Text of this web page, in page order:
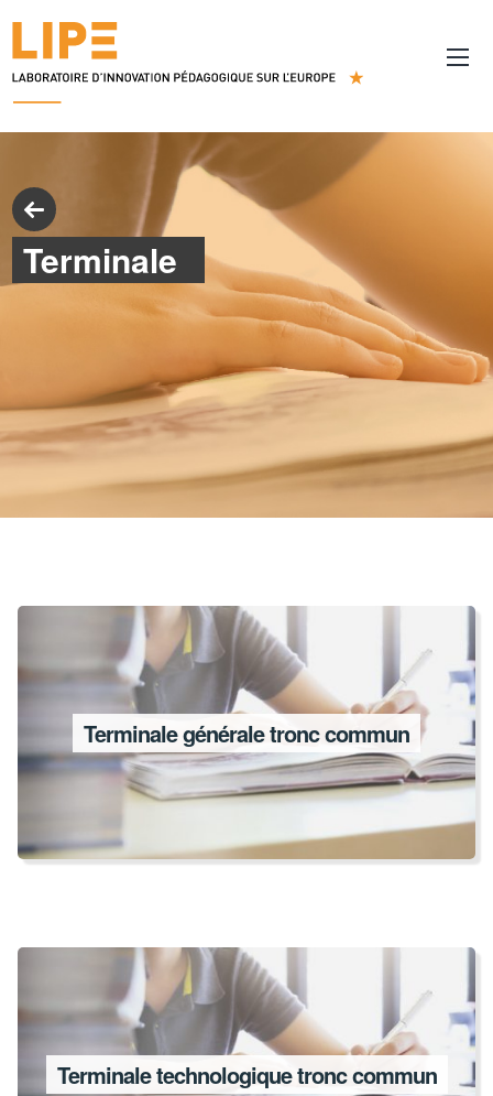
Terminale
Terminale générale tronc commun
Terminale technologique tronc commun